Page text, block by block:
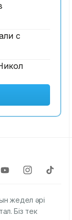
с
жедел әрі
Біз тек